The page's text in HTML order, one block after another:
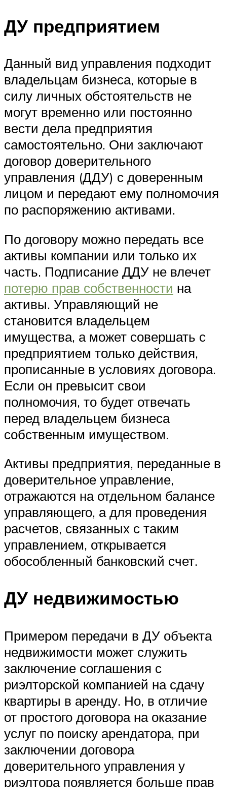
ДУ предприятием
Данный вид управления подходит
владельцам бизнеса, которые в
силу личных обстоятельств не
могут временно или постоянно
вести дела предприятия
самостоятельно. Они заключают
договор доверительного
управления (ДДУ) с доверенным
лицом и передают ему полномочия
по распоряжению активами.
По договору можно передать все
активы компании или только их
часть. Подписание ДДУ не влечет
потерю прав собственности на
активы. Управляющий не
становится владельцем
имущества, а может совершать с
предприятием только действия,
прописанные в условиях договора.
Если он превысит свои
полномочия, то будет отвечать
перед владельцем бизнеса
собственным имуществом.
Активы предприятия, переданные в
доверительное управление,
отражаются на отдельном балансе
управляющего, а для проведения
расчетов, связанных с таким
управлением, открывается
обособленный банковский счет.
ДУ недвижимостью
Примером передачи в ДУ объекта
недвижимости может служить
заключение соглашения с
риэлторской компанией на сдачу
квартиры в аренду. Но, в отличие
от простого договора на оказание
услуг по поиску арендатора, при
заключении договора
доверительного управления у
риэлтора появляется больше прав